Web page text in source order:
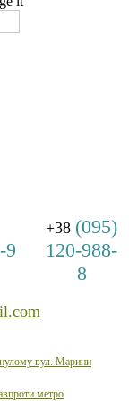
9
+38 (095)
120-988-
8
вул. Марини
метро